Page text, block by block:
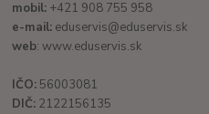
mobil: +421 908 755 958
e-mail: eduservis@eduservis.sk
web: www.eduservis.sk
IČO: 56003081
DIČ: 2122156135